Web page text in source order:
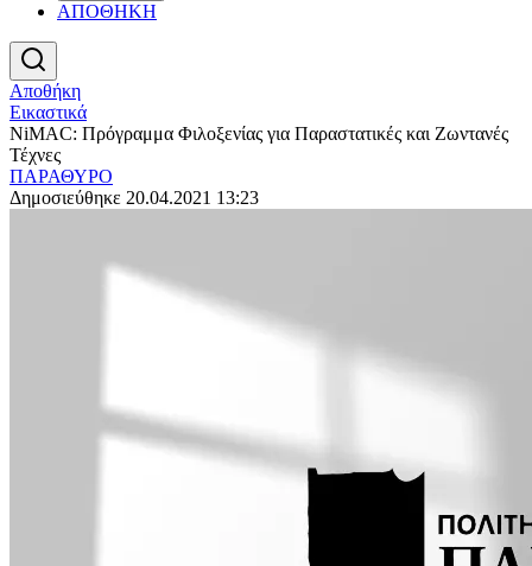
ΑΠΟΘΗΚΗ
Αποθήκη
Εικαστικά
NiMAC: Πρόγραμμα Φιλοξενίας για Παραστατικές και Ζωντανές
Τέχνες
ΠΑΡΑΘΥΡΟ
Δημοσιεύθηκε 20.04.2021 13:23